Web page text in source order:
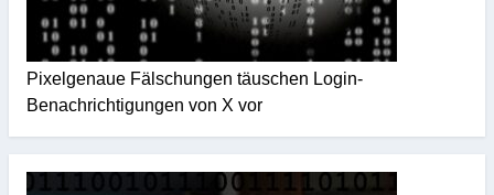
Pixelgenaue Fälschungen täuschen Login-
Benachrichtigungen von X vor